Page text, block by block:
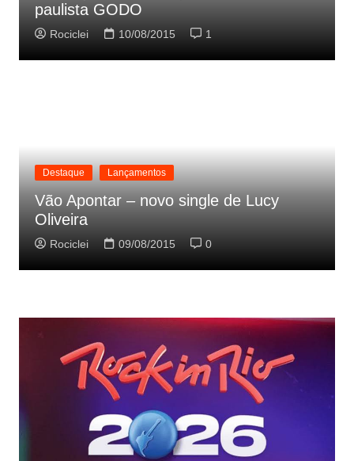
paulista GODO
Rociclei 10/08/2015 1
Destaque Lançamentos
Vão Apontar – novo single de Lucy
Oliveira
Rociclei 09/08/2015 0